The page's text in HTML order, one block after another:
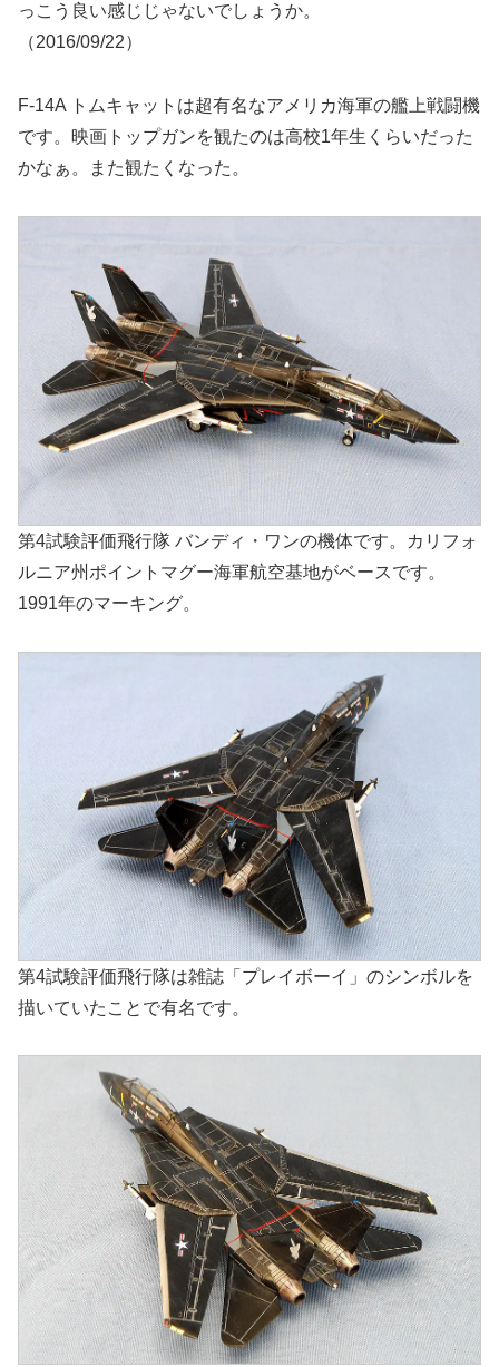
っこう良い感じじゃないでしょうか。
（2016/09/22）
F-14A トムキャットは超有名なアメリカ海軍の艦上戦闘機
です。映画トップガンを観たのは高校1年生くらいだった
かなぁ。また観たくなった。
第4試験評価飛行隊 バンディ・ワンの機体です。カリフォ
ルニア州ポイントマグー海軍航空基地がベースです。
1991年のマーキング。
第4試験評価飛行隊は雑誌「プレイボーイ」のシンボルを
描いていたことで有名です。